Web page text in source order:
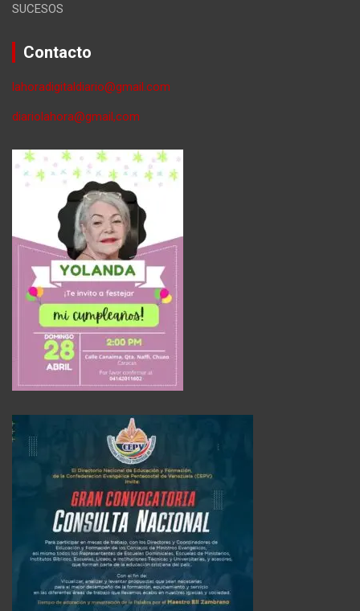
SUCESOS
Contacto
lahoradigitaldiario@gmail.com
diariolahora@gmail,com